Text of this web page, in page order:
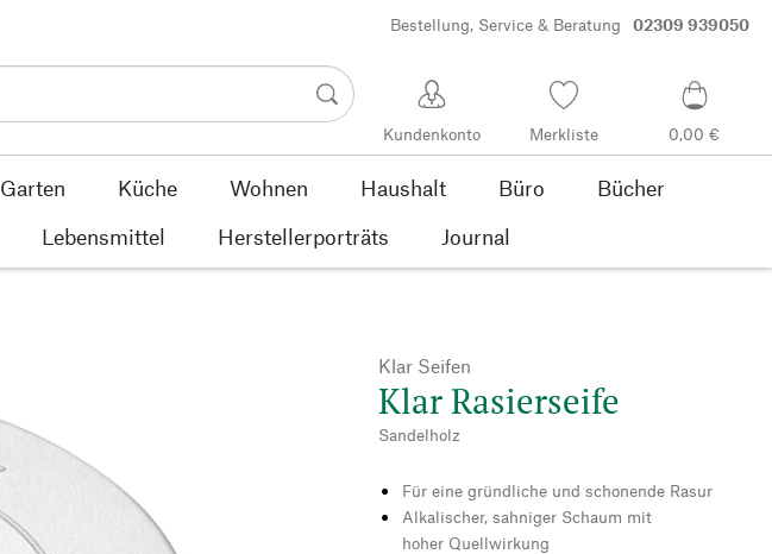
Bestellung, Service & Beratung 02309 939050
Kundenkonto Merkliste 0,00 €
Garten Küche Wohnen Haushalt Büro
Bücher
Lebensmittel Herstellerporträts Journal
Klar Seifen
Klar Rasierseife
Sandelholz
Für eine gründliche und schonende Rasur
Alkalischer, sahniger Schaum mit
hoher Quellwirkung